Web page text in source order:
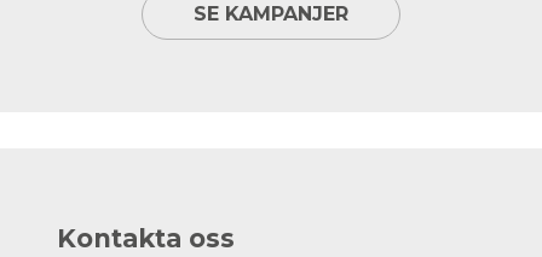
SE KAMPANJER
Kontakta oss